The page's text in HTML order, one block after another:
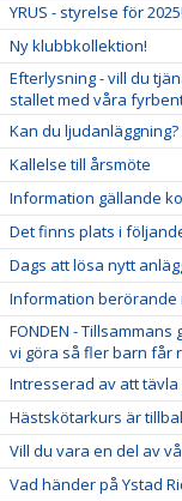
YRUS - styrelse för 2025!
Ny klubbkollektion!
Efterlysning - vill du
stallet med våra
Kan du ljudanläggning?
Kallelse till årsmöte
Information gällande
Det finns plats i
Dags att lösa nytt
Information berörande
FONDEN -
vi göra så fler barn får
Intresserad av att
Hästskötarkurs är
Vill du vara en del av
Vad händer på Ystad